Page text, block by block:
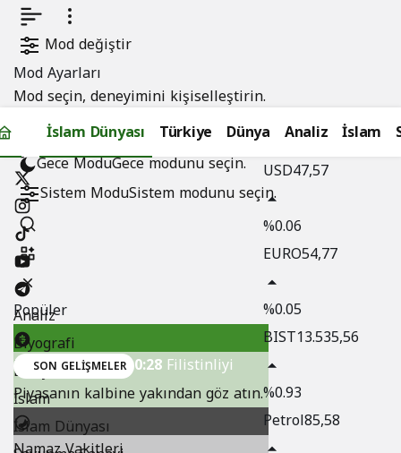
Mod değiştir
Mod Ayarları
Mod seçin, deneyimini kişiselleştirin.
Gündüz ModuGündüz modunu seçin.
Gece ModuGece modunu seçin.
Sistem ModuSistem modunu seçin.
Popüler
Döviz Kurları
Piyasanın kalbine yakından göz atın.
Menü Oluştur
Analiz
Biyografi
Dünya
İslam
İslam Dünyası
İslam Dünyası Türkiye Dünya Analiz İslam
SON GELIŞMELER 0:28
1,316
Filistinliyi
“yasa dışı
savaşçı”
USD47,57
%0.06
EURO54,77
%0.05
BIST13.535,56
%0.93
Petrol85,58